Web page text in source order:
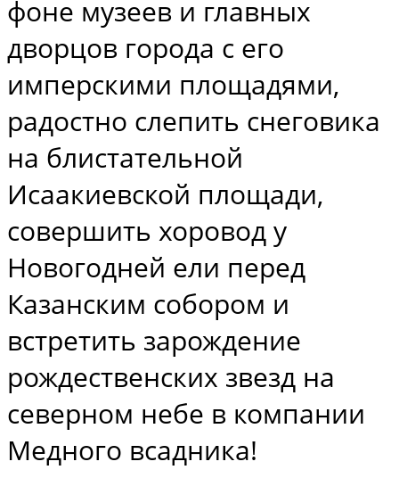
фоне музеев и главных
дворцов города с его
имперскими площадями,
радостно слепить снеговика
на блистательной
Исаакиевской площади,
совершить хоровод у
Новогодней ели перед
Казанским собором и
встретить зарождение
рождественских звезд на
северном небе в компании
Медного всадника!